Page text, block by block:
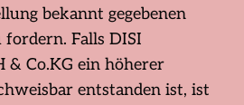
bekannt gegebenen
fordern. Falls DISI
& Co.KG ein höherer
entstanden ist, ist